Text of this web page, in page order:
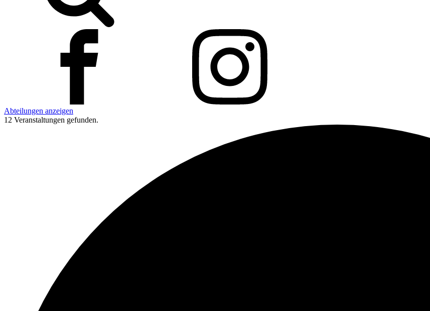
Abteilungen anzeigen
12 Veranstaltungen gefunden.